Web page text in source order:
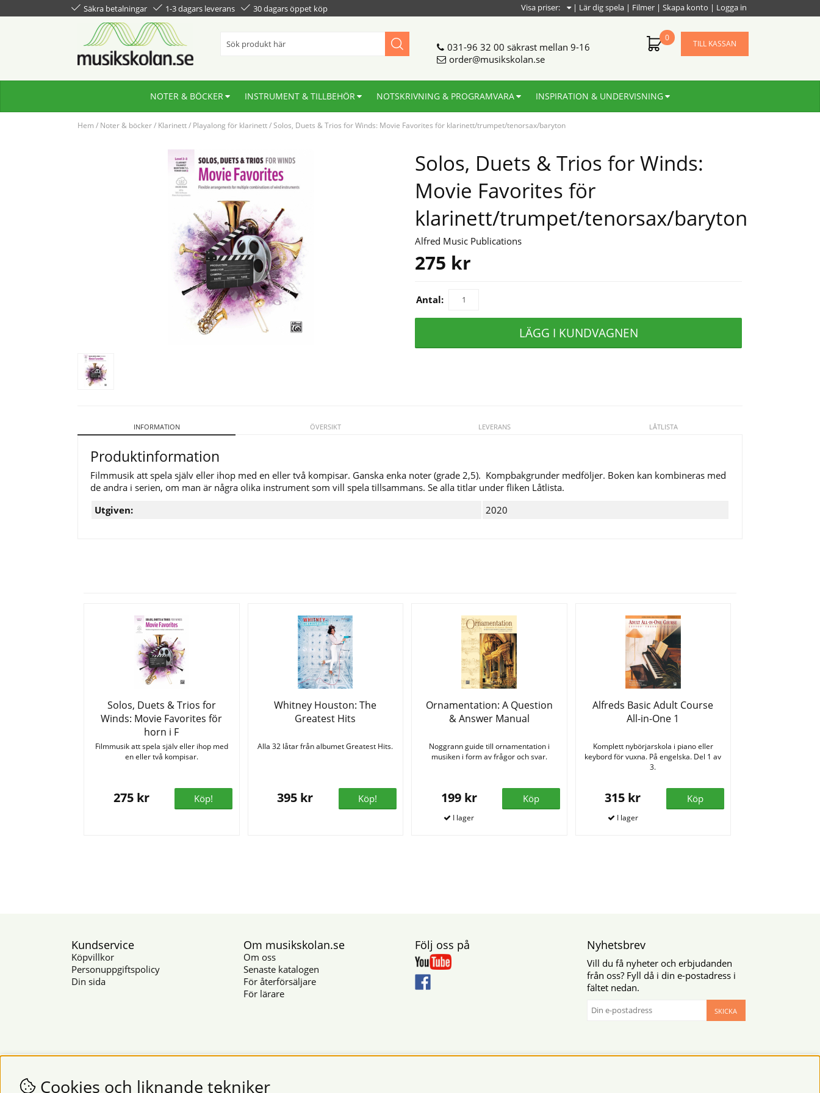
Säkra betalningar 1-3 dagars leverans 30 dagars öppet köp | Lär dig spela | Filmer | Skapa konto | Logga in
Visa priser:
031-96 32 00 säkrast mellan 9-16
order@musikskolan.se
0
TILL KASSAN
NOTER & BÖCKER INSTRUMENT & TILLBEHÖR NOTSKRIVNING & PROGRAMVARA INSPIRATION & UNDERVISNING
Hem / Noter & böcker/ Klarinett/ Playalong för klarinett/Solos, Duets & Trios for Winds: Movie Favorites för klarinett/trumpet/tenorsax/baryton
Solos, Duets & Trios for Winds:
Movie Favorites för
klarinett/trumpet/tenorsax/baryton
Alfred Music Publications
275 kr
Antal:
LÄGG I KUNDVAGNEN
INFORMATION ÖVERSIKT LEVERANS LÅTLISTA
Produktinformation
Filmmusik att spela själv eller ihop med en eller två kompisar. Ganska enka noter (grade 2,5). Kompbakgrunder medföljer. Boken kan kombineras med
de andra i serien, om man är några olika instrument som vill spela tillsammans. Se alla titlar under fliken Låtlista.
Utgiven:
2020
Solos, Duets & Trios for
Winds: Movie Favorites för
horn i F
Filmmusik att spela själv eller ihop med
en eller två kompisar.
275 kr Köp!
Whitney Houston: The
Greatest Hits
Alla 32 låtar från albumet Greatest Hits.
395 kr Köp!
Ornamentation: A Question
& Answer Manual
Noggrann guide till ornamentation i
musiken i form av frågor och svar.
199 kr Köp
Alfreds Basic Adult Course
All-in-One 1
Komplett nybörjarskola i piano eller
keybord för vuxna. På engelska. Del 1 av
3.
315 kr Köp
Kundservice
Köpvillkor
Personuppgiftspolicy
Din sida
Om musikskolan.se
Om oss
Senaste katalogen
För återförsäljare
För lärare
Följ oss på Nyhetsbrev
Vill du få nyheter och erbjudanden
från oss? Fyll då i din e-postadress i
fältet nedan.
SKICKA
Säkra betalningar
Cookies och liknande tekniker